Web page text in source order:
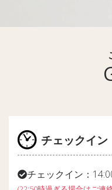
チェックイン
チェックイン：